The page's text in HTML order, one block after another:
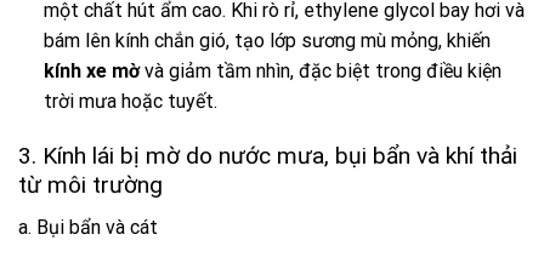
một chất hút ẩm cao. Khi rò rỉ, ethylene glycol bay hơi và
bám lên kính chắn gió, tạo lớp sương mù mỏng, khiến
kính xe mờvà giảm tầm nhìn, đặc biệt trong điều kiện
trời mưa hoặc tuyết.
3. Kính lái bị mờ do nước mưa, bụi bẩn và khí thải
từ môi trường
a. Bụi bẩn và cát